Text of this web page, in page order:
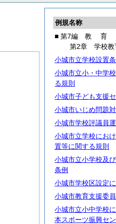
例規名称
■ 第7編 教 育
第2章 学校教
小城市立学校設置
小城市立小・中学
る規則
小城市子ども支援
小城市いじめ問題
小城市学校評議員
小城市立学校にお
置等に関する規則
小城市立小学校及
条例
小城市学校区設定
小城市教育支援委
小城市立小中学校
本スポーツ振興セ